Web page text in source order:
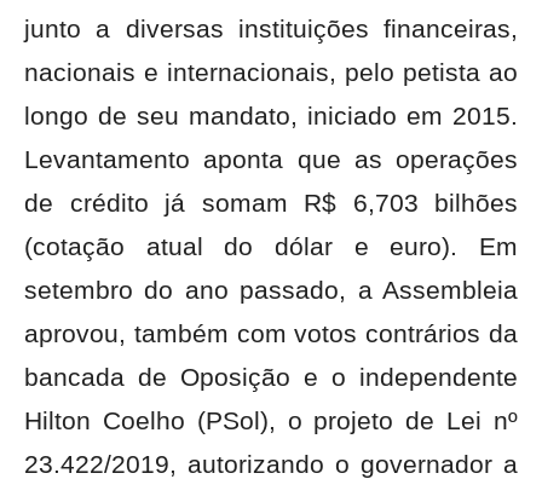
junto a diversas instituições financeiras,
nacionais e internacionais, pelo petista ao
longo de seu mandato, iniciado em 2015.
Levantamento aponta que as operações
de crédito já somam R$ 6,703 bilhões
(cotação atual do dólar e euro). Em
setembro do ano passado, a Assembleia
aprovou, também com votos contrários da
bancada de Oposição e o independente
Hilton Coelho (PSol), o projeto de Lei nº
23.422/2019, autorizando o governador a